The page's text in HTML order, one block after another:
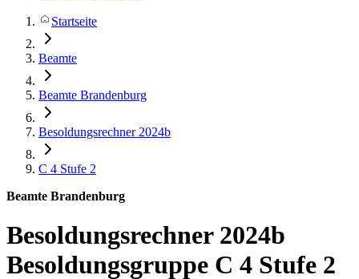
Startseite
Beamte
Beamte Brandenburg
Besoldungsrechner 2024b
C 4 Stufe 2
Beamte Brandenburg
Besoldungsrechner 2024b
Besoldungsgruppe C 4 Stufe 2